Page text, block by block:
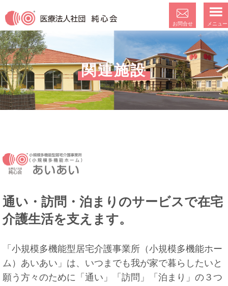
メニュー
お問合せ
関連施設
通い・訪問・泊まりのサービスで在宅
介護生活を支えます。
「小規模多機能型居宅介護事業所（小規模多機能ホー
ム）あいあい」は、いつまでも我が家で暮らしたいと
願う方々のために「通い」「訪問」「泊まり」の３つ